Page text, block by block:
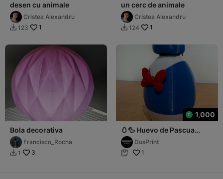
desen cu animale
Cristea Alexandru
 123 1
un cerc de animale
Cristea Alexandru
 124 1
Bola decorativa
Francisco_Rocha
 1 3
1,000
🥚🦆 Huevo de Pascua
DonaldDusPrint
 1